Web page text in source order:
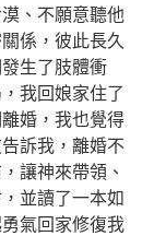
、不願意聽他
係，彼此長久
生了肢體衝
我回娘家住了
婚，我也覺得
訴我，離婚不
讓神來帶領、
並讀了一本如
氣回家修復我